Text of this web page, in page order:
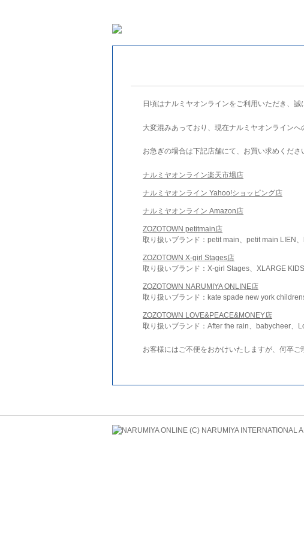
日頃はナルミヤオンラインをご利用いただき、誠
大変混みあっており、現在ナルミヤオンライン
お急ぎの場合は下記店舗にて、お買い求めくださ
ナルミヤオンライン楽天市場店
ナルミヤオンライン Yahoo!ショッピング店
ナルミヤオンライン Amazon店
ZOZOTOWN petitmain店
取り扱いブランド：petit main、petit main LIEN
ZOZOTOWN X-girl Stages店
取り扱いブランド：X-girl Stages、XLARGE KIDS
ZOZOTOWN NARUMIYA ONLINE店
取り扱いブランド：kate spade new york
ZOZOTOWN LOVE&PEACE&MONEY店
取り扱いブランド：After the rain、babycheer、
お客様にはご不便をおかけいたしますが、何卒ご